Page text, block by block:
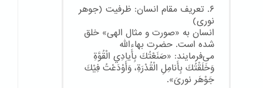
۶. تعریف مقام انسان: ظرفیت (جوهر
نوری)
انسان به «صورت و مثال الهی» خلق
شده است. حضرت بهاءالله
می‌فرمایند: «صَنَعْتُكَ بِأَيادِي الْقُوَّةِ
وَخَلَقْتُكَ بِأَنامِلِ الْقُدْرَةِ، وَأَوْدَعْتُ فِيْكَ
جَوْهَر نوریَ».